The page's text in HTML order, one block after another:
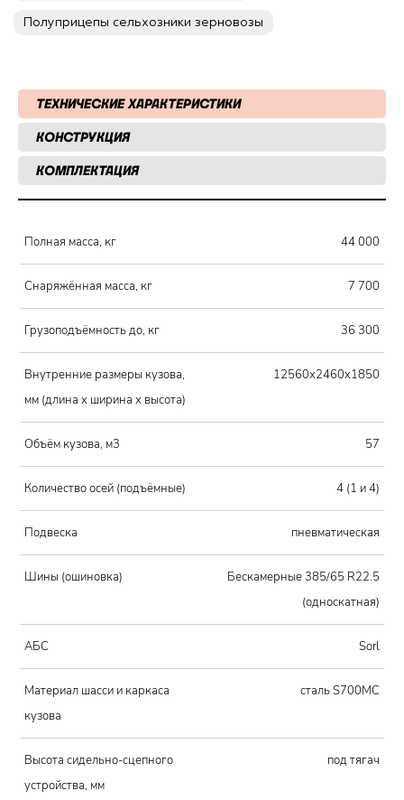
Полуприцепы сельхозники зерновозы
ТЕХНИЧЕСКИЕ ХАРАКТЕРИСТИКИ
КОНСТРУКЦИЯ
КОМПЛЕКТАЦИЯ
Полная масса, кг 44 000
Снаряжённая масса, кг 7 700
Грузоподъёмность до, кг 36 300
Внутренние размеры кузова,
мм (длина х ширина х высота)
12560х2460х1850
Объём кузова, м3 57
Количество осей (подъёмные) 4 (1 и 4)
Подвеска пневматическая
Шины (ошиновка)
Бескамерные 385/65 R22.5
(односкатная)
АБС Sorl
Материал шасси и каркаса
кузова
сталь S700MC
Высота сидельно-сцепного
устройства, мм
под тягач